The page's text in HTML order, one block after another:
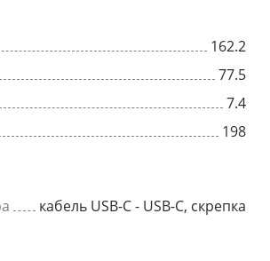
162.2
77.5
7.4
198
кабель USB-C - USB-C, скрепка